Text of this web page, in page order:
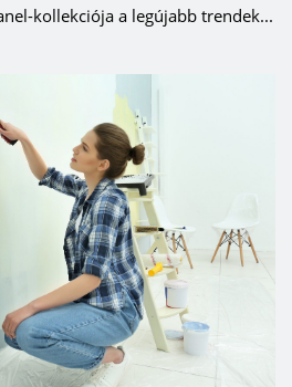
kollekciója a legújabb trendek...